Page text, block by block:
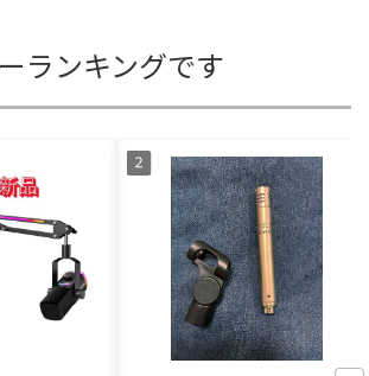
ランキングです